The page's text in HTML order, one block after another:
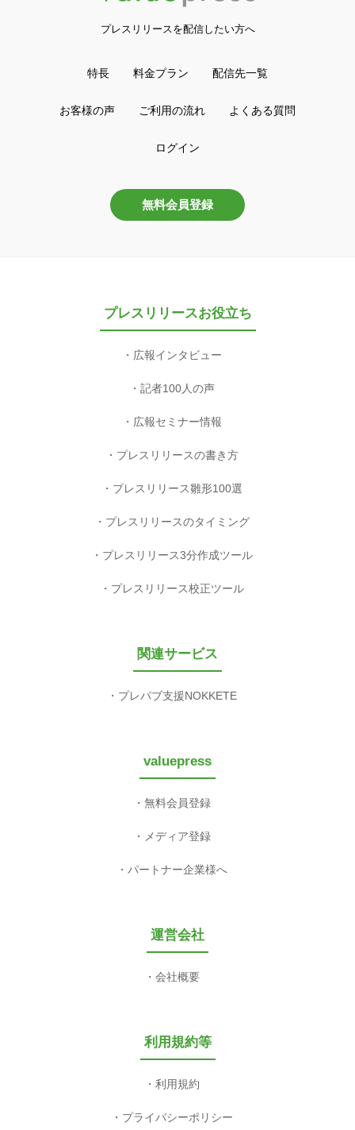
プレスリリースを配信したい方へ
特長 料金プラン 配信先一覧
お客様の声 ご利用の流れ よくある質問
ログイン
無料会員登録
プレスリリースお役立ち
広報インタビュー
記者100人の声
広報セミナー情報
プレスリリースの書き方
プレスリリース雛形100選
プレスリリースのタイミング
プレスリリース3分作成ツール
プレスリリース校正ツール
関連サービス
プレパブ支援NOKKETE
valuepress
無料会員登録
メディア登録
パートナー企業様へ
運営会社
会社概要
利用規約等
利用規約
プライバシーポリシー